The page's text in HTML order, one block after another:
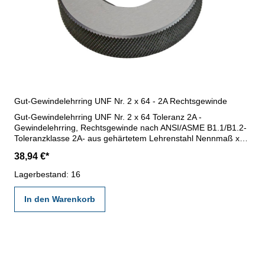
Gut-Gewindelehrring UNF Nr. 2 x 64 - 2A Rechtsgewinde
Gut-Gewindelehrring UNF Nr. 2 x 64 Toleranz 2A -
Gewindelehrring, Rechtsgewinde nach ANSI/ASME B1.1/B1.2-
Toleranzklasse 2A- aus gehärtetem Lehrenstahl Nennmaß x
38,94 €*
Lagerbestand: 16
In den Warenkorb